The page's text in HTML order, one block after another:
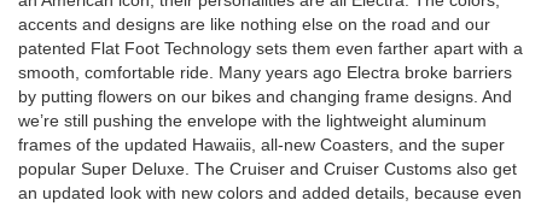
accents and designs are like nothing else on the road and our
patented Flat Foot Technology sets them even farther apart with a
smooth, comfortable ride. Many years ago Electra broke barriers
by putting flowers on our bikes and changing frame designs. And
we’re still pushing the envelope with the lightweight aluminum
frames of the updated Hawaiis, all-new Coasters, and the super
popular Super Deluxe. The Cruiser and Cruiser Customs also get
an updated look with new colors and added details, because even